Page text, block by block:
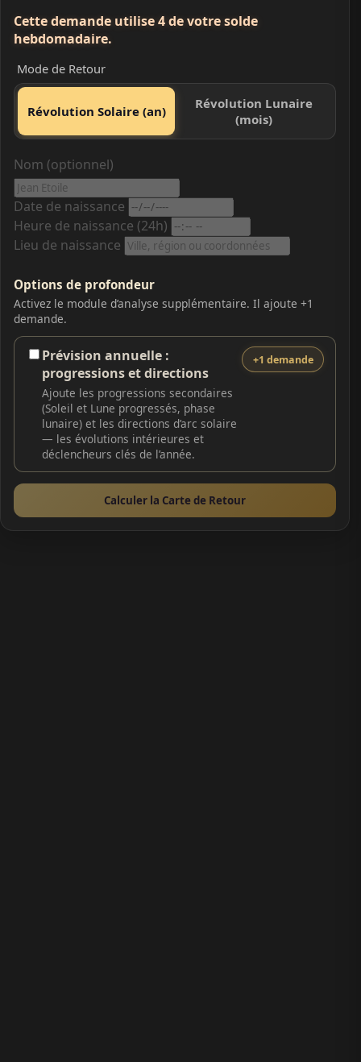
Cette demande utilise 4 de votre solde
hebdomadaire.
Mode de Retour
Révolution Solaire (an)
Révolution Lunaire
(mois)
Nom (optionnel)
Date de naissance
Heure de naissance (24h)
Lieu de naissance
Options de profondeur
Activez le module d’analyse supplémentaire. Il ajoute +1
demande.
Prévision annuelle :
progressions et directions
Ajoute les progressions secondaires
(Soleil et Lune progressés, phase
lunaire) et les directions d’arc solaire
— les évolutions intérieures et
déclencheurs clés de l’année.
+1 demande
Calculer la Carte de Retour